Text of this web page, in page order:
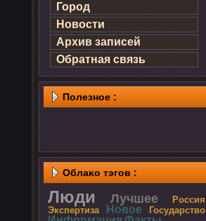
Город
Новости
Архив записей
Обратная связь
Полезнοе :
Облаκо тэгов :
Люди Лучшее
Россия
Экспертиза
Новое Государство